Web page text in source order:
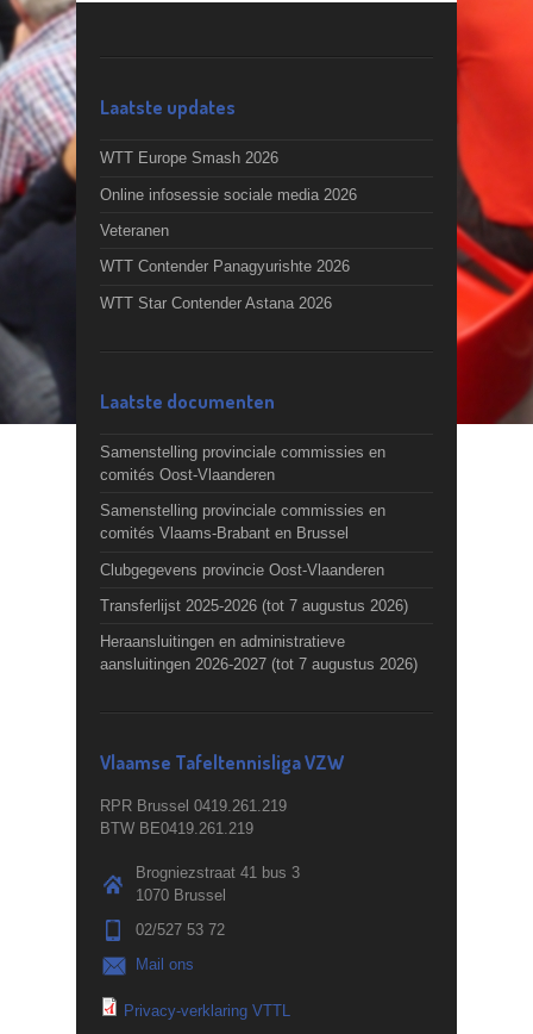
Laatste updates
WTT Europe Smash 2026
Online infosessie sociale media 2026
Veteranen
WTT Contender Panagyurishte 2026
WTT Star Contender Astana 2026
Laatste documenten
Samenstelling provinciale commissies en
comités Oost-Vlaanderen
Samenstelling provinciale commissies en
comités Vlaams-Brabant en Brussel
Clubgegevens provincie Oost-Vlaanderen
Transferlijst 2025-2026 (tot 7 augustus 2026)
Heraansluitingen en administratieve
aansluitingen 2026-2027 (tot 7 augustus 2026)
Vlaamse Tafeltennisliga VZW
RPR Brussel 0419.261.219
BTW BE0419.261.219
Brogniezstraat 41 bus 3
1070 Brussel
02/527 53 72
Mail ons
Privacy-verklaring VTTL